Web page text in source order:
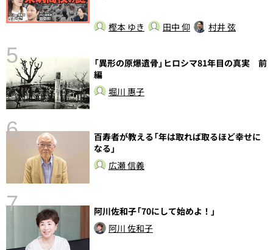
樫本 ゆき 田中 仰 村井 弦
5
「異形の原爆遺骨」ヒロシマ81年目の真実 前
編
堀川 惠子
6
百寿者が教える「年は取れば取るほど幸せに
なる」
広瀬 信義
7
阿川佐和子「70にして始めよ！」
阿川 佐和子